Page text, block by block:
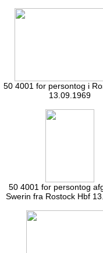
50 4001 for persontog i
13.09.1969
50 4001 for persontog
Swerin fra Rostock Hbf